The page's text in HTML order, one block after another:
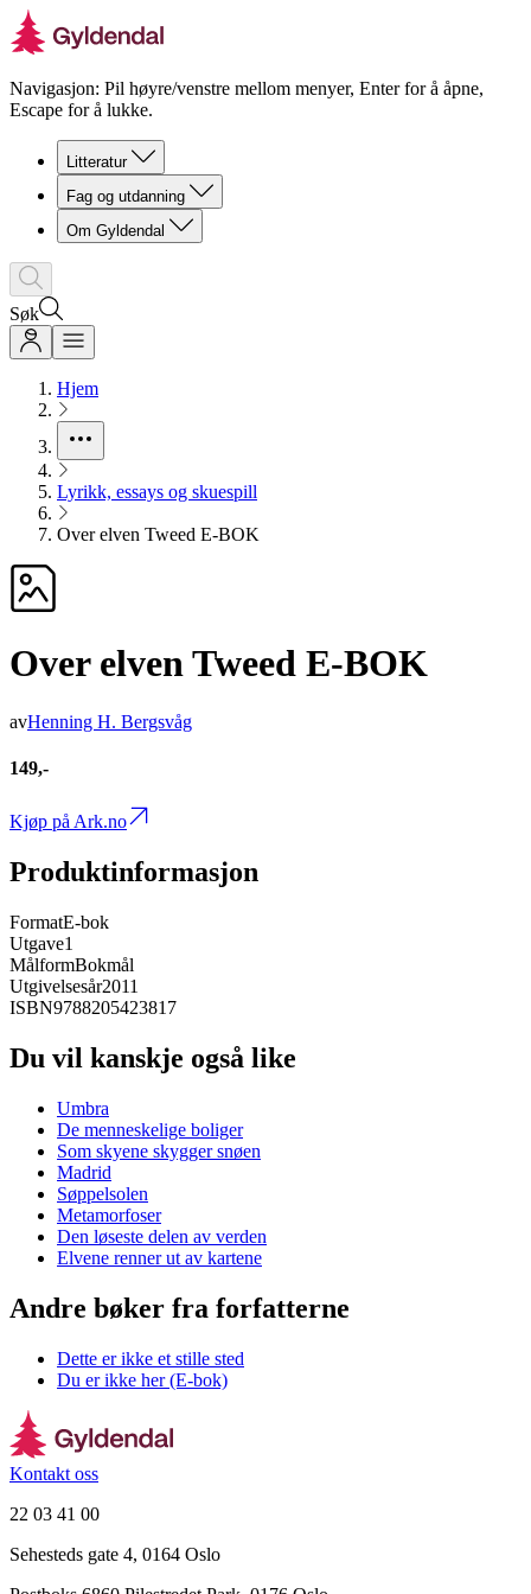
Navigasjon: Pil høyre/venstre mellom menyer, Enter for å åpne,
Escape for å lukke.
Litteratur
Fag og utdanning
Om Gyldendal
Søk
Hjem
Lyrikk, essays og skuespill
Over elven Tweed E-BOK
Over elven Tweed E-BOK
avHenning H. Bergsvåg
149,-
Kjøp på Ark.no
Produktinformasjon
FormatE-bok
Utgave1
MålformBokmål
Utgivelsesår2011
ISBN9788205423817
Du vil kanskje også like
Umbra
De menneskelige boliger
Som skyene skygger snøen
Madrid
Søppelsolen
Metamorfoser
Den løseste delen av verden
Elvene renner ut av kartene
Andre bøker fra forfatterne
Dette er ikke et stille sted
Du er ikke her (E-bok)
Kontakt oss
22 03 41 00
Sehesteds gate 4, 0164 Oslo